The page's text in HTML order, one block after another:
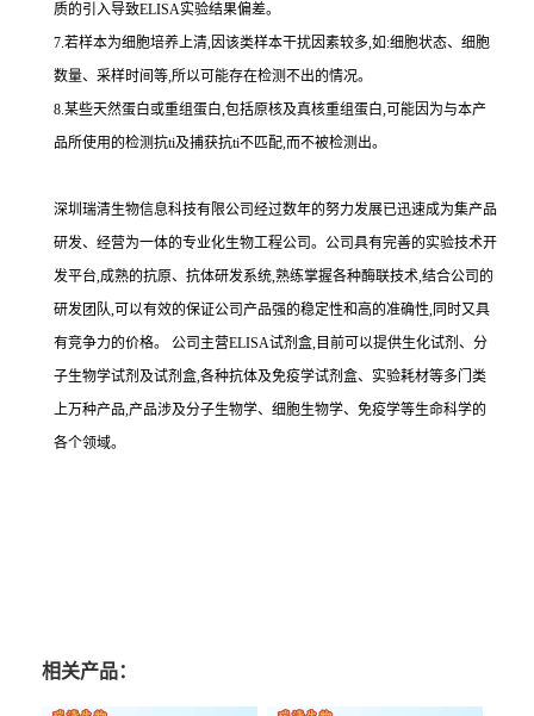
质的引入导致ELISA实验结果偏差。
7.若样本为细胞培养上清,因该类样本干扰因素较多,如:细胞状态、细胞
数量、采样时间等,所以可能存在检测不出的情况。
8.某些天然蛋白或重组蛋白,包括原核及真核重组蛋白,可能因为与本产
品所使用的检测抗ti及捕获抗ti不匹配,而不被检测出。
深圳瑞清生物信息科技有限公司经过数年的努力发展已迅速成为集产品
研发、经营为一体的专业化生物工程公司。公司具有完善的实验技术开
发平台,成熟的抗原、抗体研发系统,熟练掌握各种酶联技术,结合公司的
研发团队,可以有效的保证公司产品强的稳定性和高的准确性,同时又具
有竞争力的价格。
公司主营ELISA试剂盒,目前可以提供生化试剂、分
子生物学试剂及试剂盒,各种抗体及免疫学试剂盒、实验耗材等多门类
上万种产品,产品涉及分子生物学、细胞生物学、免疫学等生命科学的
各个领域。
相关产品：